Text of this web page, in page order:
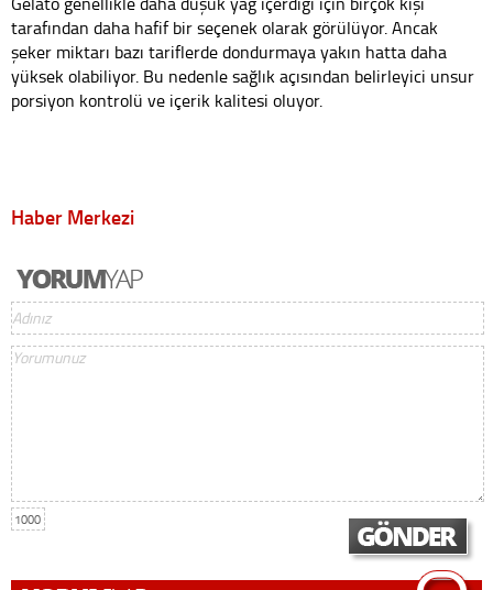
tarafından daha hafif bir seçenek olarak görülüyor. Ancak
şeker miktarı bazı tariflerde dondurmaya yakın hatta daha
yüksek olabiliyor. Bu nedenle sağlık açısından belirleyici unsur
porsiyon kontrolü ve içerik kalitesi oluyor.
Haber Merkezi
1000